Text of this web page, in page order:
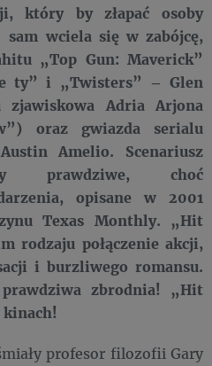
który by złapać osoby
sam wciela się w zabójcę,
„Top Gun: Maverick”
ty” i „Twisters” – Glen
Adria Arjona
oraz gwiazda serialu
Amelio. Scenariusz
prawdziwe, choć
opisane w 2001
Texas Monthly. „Hit
rodzaju połączenie akcji,
i burzliwego romansu.
zbrodnia! „Hit
kinach!
profesor filozofii Gary